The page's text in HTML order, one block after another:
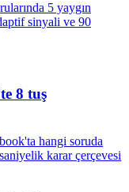
5 yaygın
sinyali ve 90
8 tuş
hangi soruda
karar çerçevesi